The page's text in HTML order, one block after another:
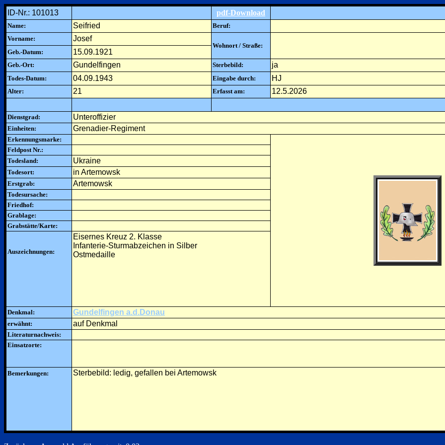
ID-Nr.: 101013 pdf-Download
Name: Seifried
Beruf:
Vorname:
Josef
Wohnort / Straße:
Geb.-Datum:
15.09.1921
Geb.-Ort: Gundelfingen Sterbebild: ja
Todes-Datum: 04.09.1943 Eingabe durch: HJ
Alter: 21 Erfasst am: 12.5.2026
Dienstgrad: Unteroffizier
Einheiten: Grenadier-Regiment
Erkennungsmarke:
Feldpost Nr.:
Todesland:
Ukraine
Todesort: in Artemowsk
Erstgrab: Artemowsk
Todesursache:
Friedhof:
Grablage:
Grabstätte/Karte:
Auszeichnungen:
Eisernes Kreuz 2. Klasse
Infanterie-Sturmabzeichen in Silber
Ostmedaille
Denkmal: Gundelfingen a.d.Donau
erwähnt: auf Denkmal
Literaturnachweis:
Einsatzorte:
Bemerkungen: Sterbebild: ledig, gefallen bei Artemowsk